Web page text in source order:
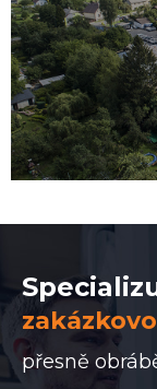
přesně